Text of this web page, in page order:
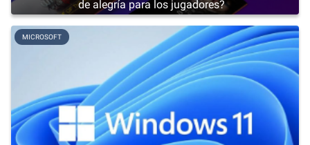
de alegría para los jugadores?
MICROSOFT